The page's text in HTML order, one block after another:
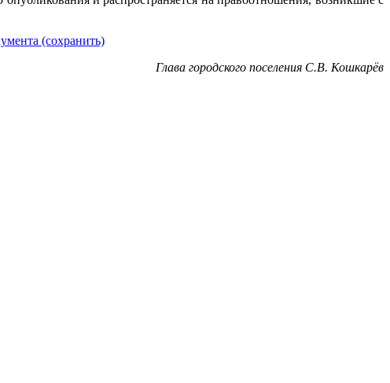
(сохранить)
Глава городского поселения С.В. Кошкарёв